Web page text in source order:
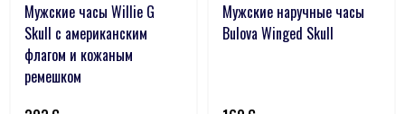
Мужские часы Willie G
Skull с американским
флагом и кожаным
ремешком
Мужские наручные часы
Bulova Winged Skull